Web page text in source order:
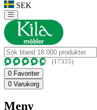
SEK
(17355)
0 Favoriter
0 Varukorg
Meny